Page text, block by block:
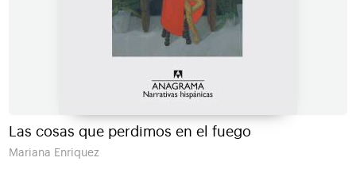
Las cosas que perdimos en el fuego
Mariana Enriquez